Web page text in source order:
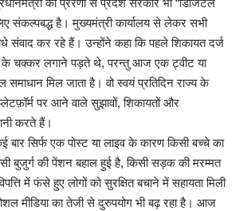
की प्रेरणा से प्रदेश सरकार भी “डिजिटल
संकल्पबद्ध है। मुख्यमंत्री कार्यालय से लेकर सभी
संवाद कर रहे हैं। उन्होंने कहा कि पहले शिकायत दर्ज
के चक्कर लगाने पड़ते थे, परन्तु आज एक ट्वीट या
मिल जाता है। वो स्वयं प्रतिदिन राज्य के
पर आने वाले सुझावों, शिकायतों और
करते हैं।
बार सिर्फ एक पोस्ट या लाइव के कारण किसी बच्चे का
बुजुर्ग की पेंशन बहाल हुई है, किसी सड़क की मरम्मत
में फंसे हुए लोगों को सुरक्षित बचाने में सहायता मिली
मीडिया का तेजी से दुरुपयोग भी बढ़ रहा है। आज